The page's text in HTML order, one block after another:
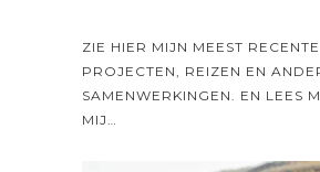
ZIE HIER MIJN MEEST RECENTE
PROJECTEN, REIZEN EN
SAMENWERKINGEN. EN LEES
MIJ…